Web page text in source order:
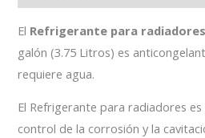
El Refrigerante para
galón (3.75 Litros) es
requiere agua.
El Refrigerante para radiadores
control de la corrosión y la